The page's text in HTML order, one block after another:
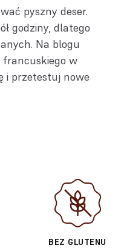
pyszny deser.
godziny, dlatego
Na blogu
francuskiego w
i przetestuj nowe
BEZ GLUTENU